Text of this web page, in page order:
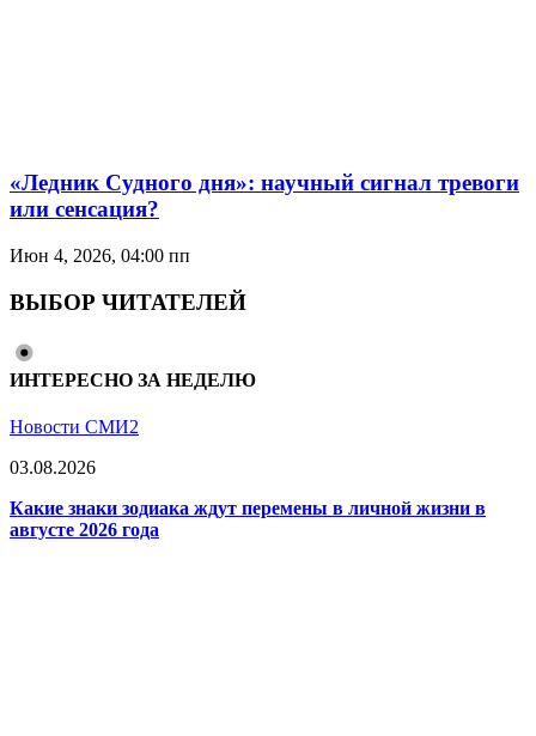
«Ледник Судного дня»: научный сигнал тревоги
или сенсация?
Июн 4, 2026, 04:00 пп
ВЫБОР ЧИТАТЕЛЕЙ
ИНТЕРЕСНО ЗА НЕДЕЛЮ
Новости СМИ2
03.08.2026
Какие знаки зодиака ждут перемены в личной жизни в
августе 2026 года